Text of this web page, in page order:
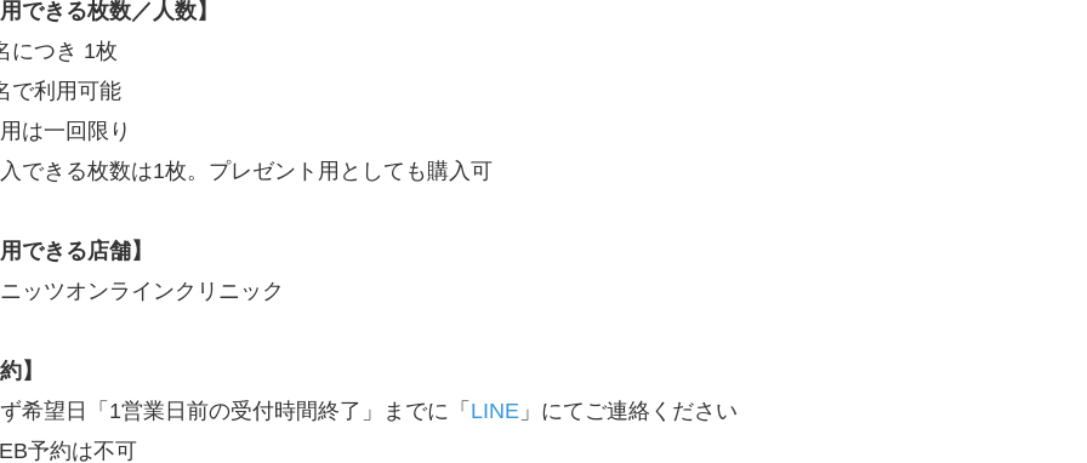
できる枚数／人数】
につき 1枚
で利用可能
は一回限り
できる枚数は1枚。プレゼント用としても購入可
できる店舗】
ッツオンラインクリニック
】
希望日「1営業日前の受付時間終了」までに「 LINE 」にてご連絡ください
予約は不可